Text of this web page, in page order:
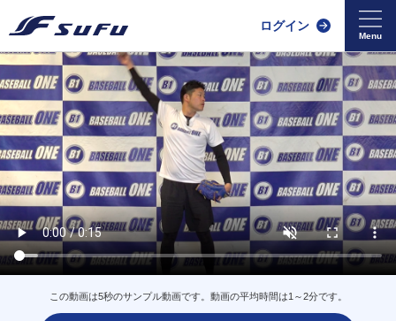
ログイン
この動画は5秒のサンプル動画です。動画の平均時間は1～2分です。